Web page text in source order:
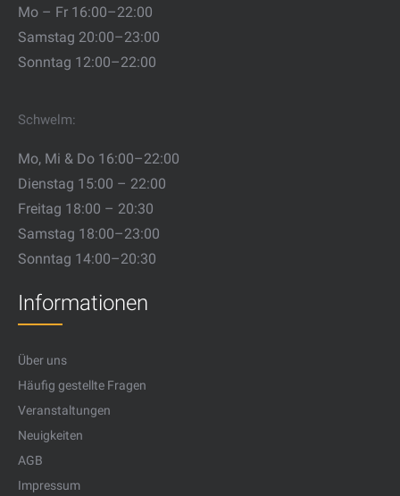
Mo – Fr 16:00–22:00
Samstag 20:00–23:00
Sonntag 12:00–22:00
Schwelm:
Mo, Mi & Do 16:00–22:00
Dienstag 15:00 – 22:00
Freitag 18:00 – 20:30
Samstag 18:00–23:00
Sonntag 14:00–20:30
Informationen
Über uns
Häufig gestellte Fragen
Veranstaltungen
Neuigkeiten
AGB
Impressum